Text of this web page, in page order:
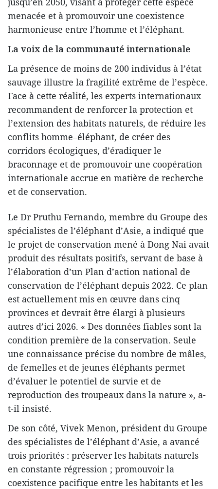
menacée et à promouvoir une coexistence
harmonieuse entre l’homme et l’éléphant.
La voix de la communauté internationale
La présence de moins de 200 individus à l’état
sauvage illustre la fragilité extrême de l’espèce.
Face à cette réalité, les experts internationaux
recommandent de renforcer la protection et
l’extension des habitats naturels, de réduire les
conflits homme–éléphant, de créer des
corridors écologiques, d’éradiquer le
braconnage et de promouvoir une coopération
internationale accrue en matière de recherche
et de conservation.
Le Dr Pruthu Fernando, membre du Groupe des
spécialistes de l’éléphant d’Asie, a indiqué que
le projet de conservation mené à Dong Nai avait
produit des résultats positifs, servant de base à
l’élaboration d’un Plan d’action national de
conservation de l’éléphant depuis 2022. Ce plan
est actuellement mis en œuvre dans cinq
provinces et devrait être élargi à plusieurs
autres d’ici 2026. « Des données fiables sont la
condition première de la conservation. Seule
une connaissance précise du nombre de mâles,
de femelles et de jeunes éléphants permet
d’évaluer le potentiel de survie et de
reproduction des troupeaux dans la nature », a-
t-il insisté.
De son côté, Vivek Menon, président du Groupe
des spécialistes de l’éléphant d’Asie, a avancé
trois priorités : préserver les habitats naturels
en constante régression ; promouvoir la
coexistence pacifique entre les habitants et les